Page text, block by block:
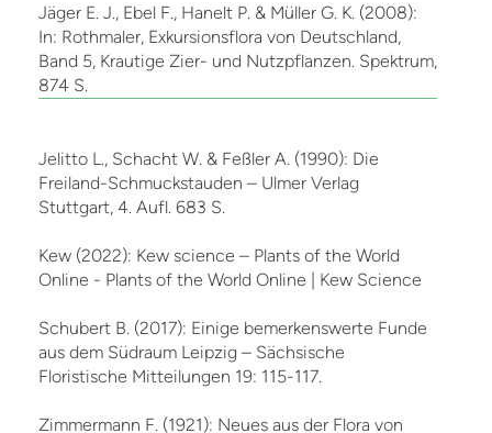
Jäger E. J., Ebel F., Hanelt P. & Müller G. K. (2008):
In: Rothmaler, Exkursionsflora von Deutschland,
Band 5, Krautige Zier- und Nutzpflanzen. Spektrum,
874 S.
Jelitto L., Schacht W. & Feßler A. (1990): Die
Freiland-Schmuckstauden – Ulmer Verlag
Stuttgart, 4. Aufl. 683 S.
Kew (2022): Kew science – Plants of the World
Online - Plants of the World Online | Kew Science
Schubert B. (2017): Einige bemerkenswerte Funde
aus dem Südraum Leipzig – Sächsische
Floristische Mitteilungen 19: 115-117.
Zimmermann F. (1921): Neues aus der Flora von